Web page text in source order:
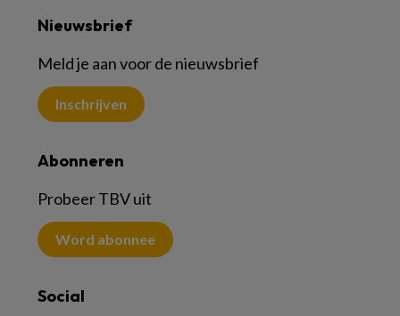
Nieuwsbrief
Meld je aan voor de nieuwsbrief
Inschrijven
Abonneren
Probeer TBV uit
Word abonnee
Social